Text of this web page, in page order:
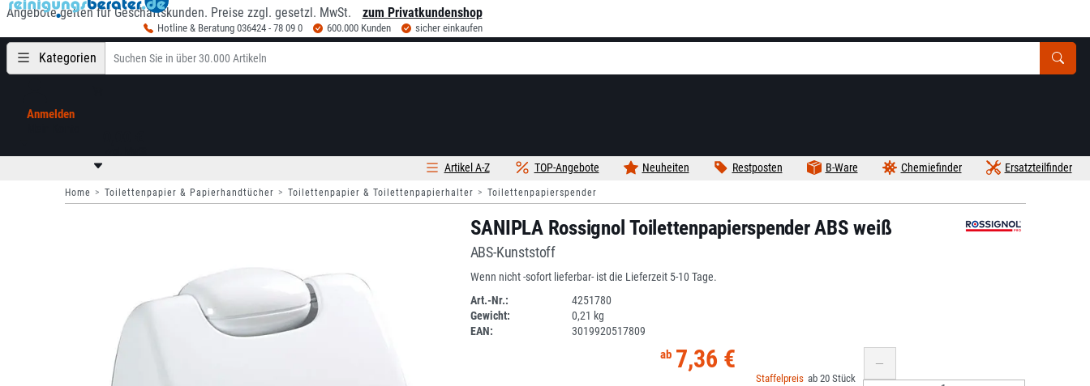
Angebote gelten für Geschäftskunden. Preise zzgl. gesetzl. MwSt. zum Privatkundenshop
Hotline & Beratung 036424 - 78 09 0 600.000 Kunden sicher einkaufen
Kategorien
Anmelden
Ersatzteilfinder
Chemiefinder
B-Ware
Restposten
Neuheiten
TOP-Angebote
Artikel A-Z
Home Toilettenpapier & Papierhandtücher Toilettenpapier & Toilettenpapierhalter Toilettenpapierspender
SANIPLA Rossignol Toilettenpapierspender ABS weiß
ABS-Kunststoff
Wenn nicht -sofort lieferbar- ist die Lieferzeit 5-10 Tage.
Art.-Nr.:
4251780
Gewicht:
0,21 kg
EAN:
3019920517809
7,36 €
20